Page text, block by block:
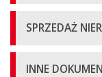
SPRZEDAŻ
INNE